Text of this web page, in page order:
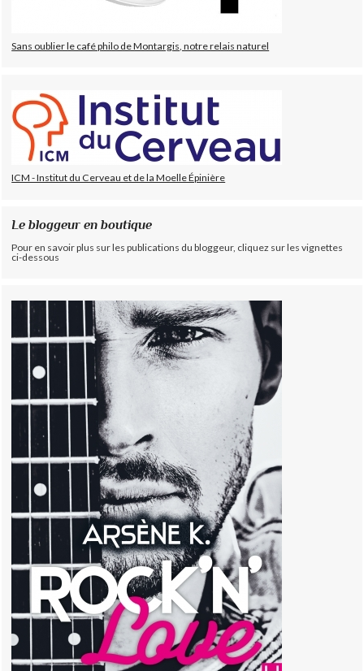
Sans oublier le café philo de Montargis, notre relais naturel
ICM - Institut du Cerveau et de la Moelle Épinière
Le bloggeur en boutique
Pour en savoir plus sur les publications du bloggeur, cliquez sur les vignettes
ci-dessous